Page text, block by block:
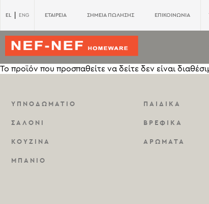
EL ENG ΕΤΑΙΡΕΙΑ ΣΗΜΕΙΑ ΠΩΛΗΣΗΣ ΕΠΙΚΟΙΝΩΝΙΑ
Το προϊόν που προσπαθείτε να δείτε δεν είναι
ΥΠΝΟΔΩΜΑΤΙΟ
ΣΑΛΟΝΙ
ΚΟΥΖΙΝΑ
ΜΠΑΝΙΟ
ΠΑΙΔΙΚΑ
ΒΡΕΦΙΚΑ
ΑΡΩΜΑΤΑ